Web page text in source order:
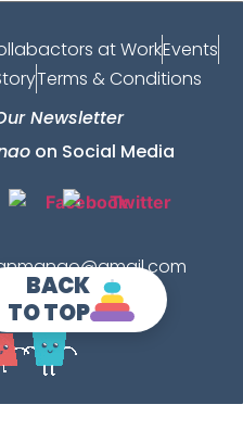
at WorkEvents
Terms & Conditions
BACK
TO TOP
Newsletter
on Social Media